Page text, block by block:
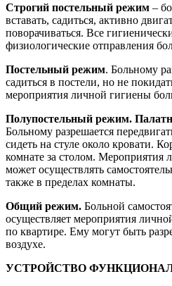
Строгий постельный режим –
вставать, садиться, активно
поворачиваться. Все
физиологические отправления
Постельный режим. Больному
садиться в постели, но не
мероприятия личной гигиены
Полупостельный режим.
Больному разрешается
сидеть на стуле около кровати.
комнате за столом. Мероприятия
может осуществлять
также в пределах комнаты.
Общий режим. Больной
осуществляет мероприятия
по квартире. Ему могут быть
воздухе.
УСТРОЙСТВО